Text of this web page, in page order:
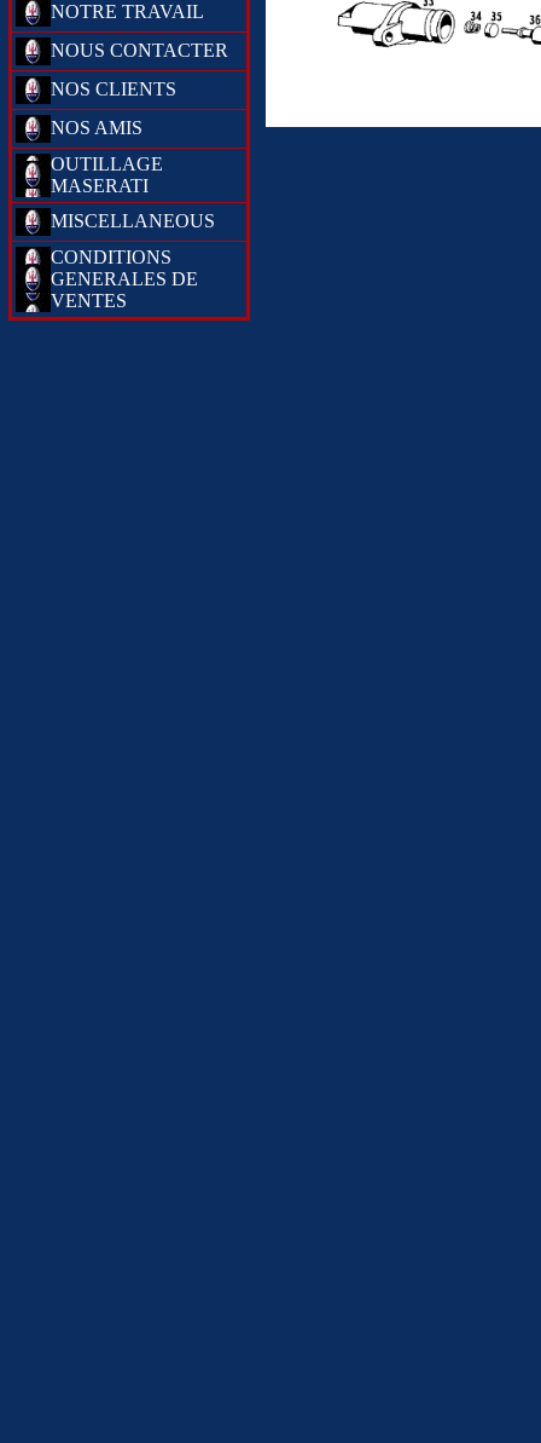
NOTRE TRAVAIL
NOUS CONTACTER
NOS CLIENTS
NOS AMIS
OUTILLAGE
MASERATI
MISCELLANEOUS
CONDITIONS
GENERALES DE
VENTES